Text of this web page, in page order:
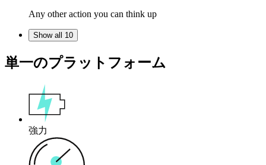
Any other action you can think up
Show all 10
単一のプラットフォーム
強力